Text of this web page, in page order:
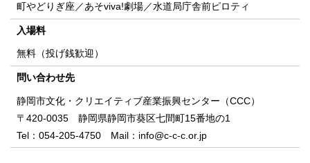
町やどりぎ座／あそviva!劇場／水道局庁舎前ピロティ
入場料
無料（投げ銭歓迎）
問い合わせ先
静岡市文化・クリエイティブ産業振興センター（CCC）
〒420-0035 静岡県静岡市葵区七間町15番地の1
Tel：054-205-4750 Mail：info@c-c-c.or.jp